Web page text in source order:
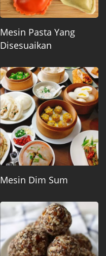
Mesin Pasta Yang
Disesuaikan
Mesin Dim Sum